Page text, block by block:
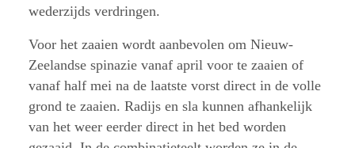
wederzijds verdringen.
Voor het zaaien wordt aanbevolen om Nieuw-
Zeelandse spinazie vanaf april voor te zaaien of
vanaf half mei na de laatste vorst direct in de volle
grond te zaaien. Radijs en sla kunnen afhankelijk
van het weer eerder direct in het bed worden